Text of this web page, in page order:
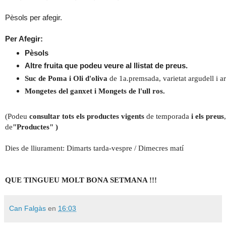
Pèsols per afegir.
Per Afegir:
Pèsols
Altre fruita que podeu veure al llistat de preus.
Suc de Poma i Oli d'oliva de 1a.premsada, varietat argudell i
Mongetes del ganxet i Mongets de l'ull ros.
(Podeu consultar tots els productes vigents de temporada i els preus
de"Productes" )
Dies de lliurament: Dimarts tarda-vespre / Dimecres matí
QUE TINGUEU MOLT BONA SETMANA !!!
Can Falgàs en 16:03